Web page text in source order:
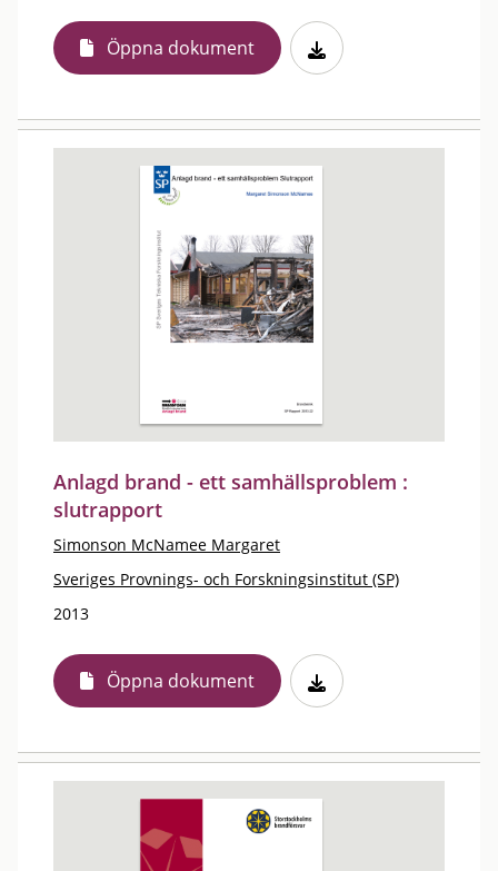
Öppna dokument
Anlagd brand - ett samhällsproblem :
slutrapport
Simonson McNamee Margaret
Sveriges Provnings- och Forskningsinstitut (SP)
2013
Öppna dokument